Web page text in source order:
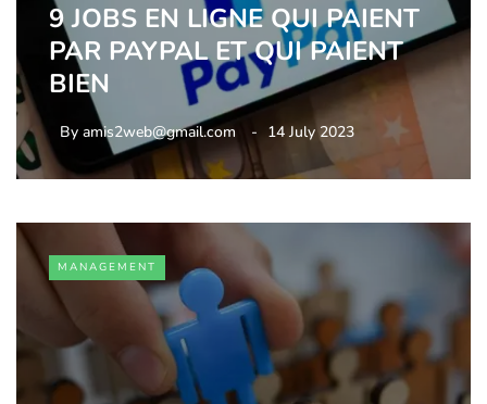
9 JOBS EN LIGNE QUI PAIENT
PAR PAYPAL ET QUI PAIENT
BIEN
By amis2web@gmail.com 14 July 2023
MANAGEMENT